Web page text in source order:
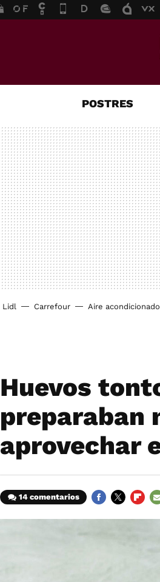
POSTRES
Lidl Carrefour Aire acondicionado
Huevos
preparaban
aprovechar
14 comentarios